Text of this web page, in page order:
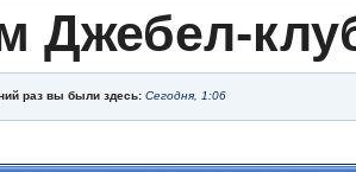
Джебел-
раз вы были здесь: Сегодня, 1:06